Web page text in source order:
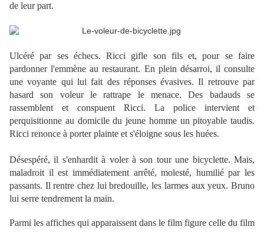
de leur part.
Ulcéré par ses échecs. Ricci gifle son fils et, pour se faire
pardonner l'emmène au restaurant. En plein désarroi, il consulte
une voyante qui lui fait des réponses évasives. Il retrouve par
hasard son voleur le rattrape le menace. Des badauds se
rassemblent et conspuent Ricci. La police intervient et
perquisitionne au domicile du jeune homme un pitoyable taudis.
Ricci renonce à porter plainte et s'éloigne sous les huées.
Désespéré, il s'enhardit à voler à son tour une bicyclette. Mais,
maladroit il est immédiatement arrêté, molesté, humilié par les
passants. Il rentre chez lui bredouille, les larmes aux yeux. Bruno
lui serre tendrement la main.
Parmi les affiches qui apparaissent dans le film figure celle du film